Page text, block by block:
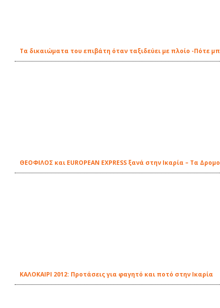
Τα δικαιώματα του επιβάτη όταν ταξιδεύει με πλοίο -Πότε
ΘΕΟΦΙΛΟΣ και EUROPEAN EXPRESS ξανά στην Ικαρία – Τα
ΚΑΛΟΚΑΙΡΙ 2012: Προτάσεις για φαγητό και ποτό στην Ικαρία